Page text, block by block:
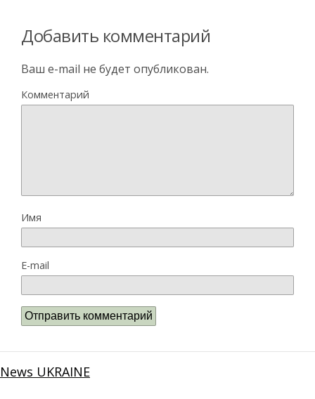
Добавить комментарий
Ваш e-mail не будет опубликован.
Комментарий
Имя
E-mail
News UKRAINE